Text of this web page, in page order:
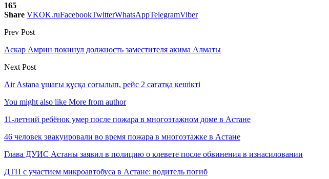
165
Share VKOK.ruFacebookTwitterWhatsAppTelegramViber
Prev Post
Аскар Амрин покинул должность заместителя акима Алматы
Next Post
Air Astana ұшағы құсқа соғылып, рейс 2 сағатқа кешікті
You might also like More from author
11-летний ребёнок умер после пожара в многоэтажном доме в Астане
46 человек эвакуировали во время пожара в многоэтажке в Астане
Глава ДУИС Астаны заявил в полицию о клевете после обвинения в изнасиловании
ДТП с участием микроавтобуса в Астане: водитель погиб